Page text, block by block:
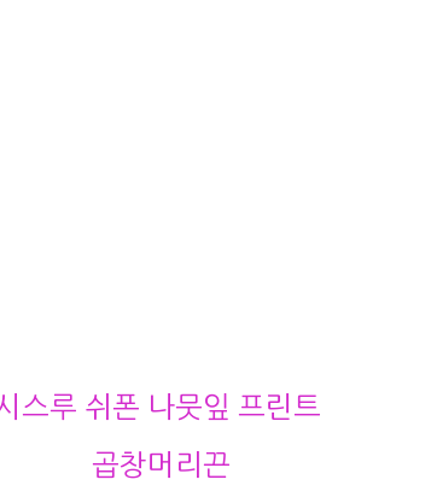
스루 쉬폰 나뭇잎 프린트
곱창머리끈